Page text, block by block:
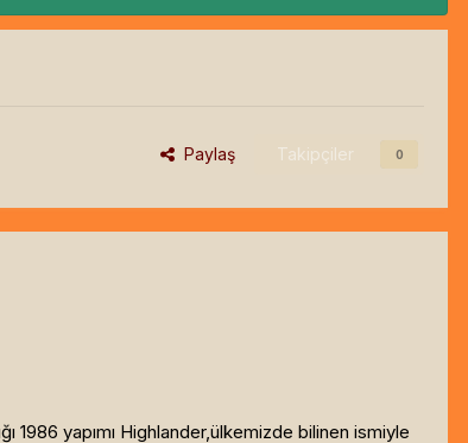
Paylaş Takipçiler 0
yapımı Highlander,ülkemizde bilinen ismiyle